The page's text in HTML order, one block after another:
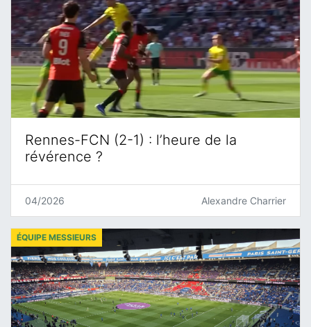
Rennes-FCN (2-1) : l’heure de la
révérence ?
04/2026 Alexandre Charrier
ÉQUIPE MESSIEURS